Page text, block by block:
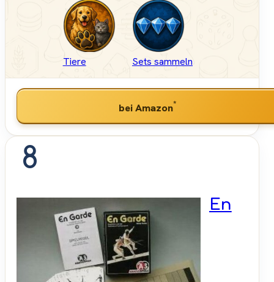
Tiere Sets sammeln
bei Amazon*
8
En